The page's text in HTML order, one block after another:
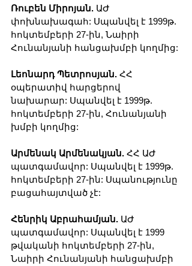
Ռուբեն Միրոյան. ԱԺ
փոխնախագահ: Սպանվել է 1999թ.
հոկտեմբերի 27-ին, Նաիրի
Հունանյանի հանցախմբի կողմից:
Լեոնարդ Պետրոսյան. ՀՀ
օպերատիվ հարցերով
նախարար: Սպանվել է 1999թ.
հոկտեմբերի 27-ին, Հունանյանի
խմբի կողմից:
Արմենակ Արմենակյան. ՀՀ ԱԺ
պատգամավոր: Սպանվել է 1999թ.
հոկտեմբերի 27-ին: Սպանությունը
բացահայտված չէ:
Հենրիկ Աբրահամյան. ԱԺ
պատգամավոր: Սպանվել է 1999
թվականի հոկտեմբերի 27-ին,
Նաիրի Հունանյանի հանցախմբի